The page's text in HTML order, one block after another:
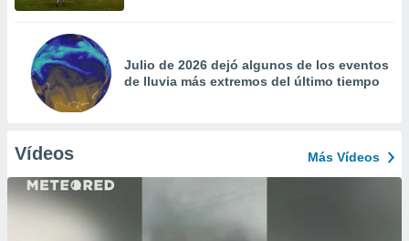
Julio de 2026 dejó algunos de los eventos
de lluvia más extremos del último tiempo
Vídeos Más Vídeos